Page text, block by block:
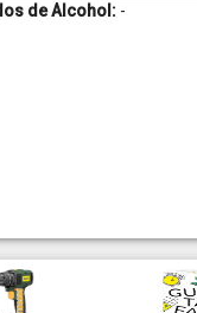
de Alcohol: -